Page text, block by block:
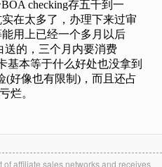
affiliate sales networks and receives